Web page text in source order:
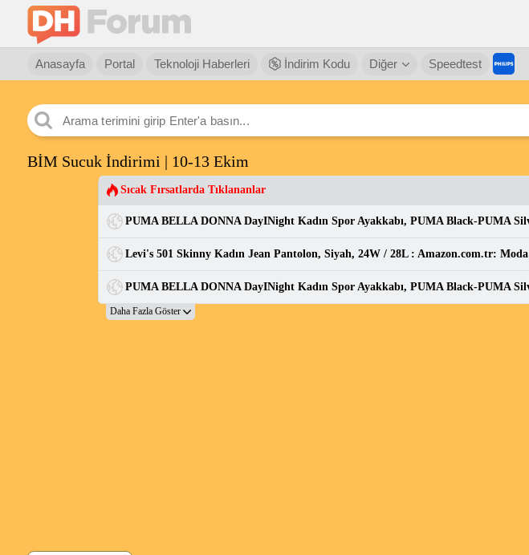
Anasayfa Portal Teknoloji Haberleri İndirim Kodu Diğer Speedtest
BİM Sucuk İndirimi | 10-13 Ekim
Sıcak Fırsatlarda Tıklananlar
Levi's 501 Skinny Kadın Jean Pantolon, Siyah, 24W / 28L : Amazon.com.tr: Moda